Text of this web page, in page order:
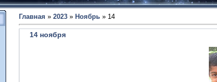
Главная » 2023 » Ноябрь » 14
14 ноября